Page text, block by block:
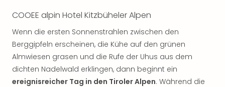
COOEE alpin Hotel Kitzbüheler Alpen
Wenn die ersten Sonnenstrahlen zwischen den
Berggipfeln erscheinen, die Kühe auf den grünen
Almwiesen grasen und die Rufe der Uhus aus dem
dichten Nadelwald erklingen, dann beginnt ein
ereignisreicher Tag in den Tiroler Alpen. Während die